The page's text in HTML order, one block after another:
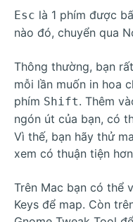
Esc là 1 phím được
nào đó, chuyển qua
Thông thường, bạn
mỗi lần muốn in hoa
phím Shift. Thêm
ngón út của bạn, có
Vì thế, bạn hãy thử
xem có thuận tiện
Trên Mac bạn có thể
Keys để map. Còn